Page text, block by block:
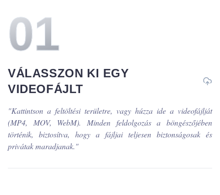
01
VÁLASSZON KI EGY
VIDEOFÁJLT
"Kattintson a feltöltési területre, vagy húzza ide a videofájlját
(MP4, MOV, WebM). Minden feldolgozás a böngészőjében
történik, biztosítva, hogy a fájljai teljesen biztonságosak és
privátak maradjanak."